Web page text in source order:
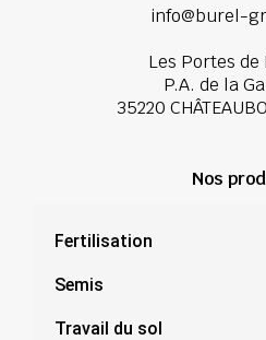
info@burel-
Les Portes
P.A. de la
35220
Nos
Fertilisation
Semis
Travail du sol